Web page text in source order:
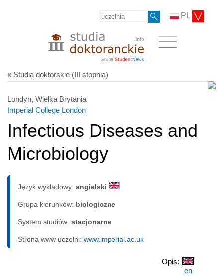
PL
« Studia doktorskie (III stopnia)
Londyn, Wielka Brytania
Imperial College London
Infectious Diseases and
Microbiology
Język wykładowy: angielski
Grupa kierunków: biologiczne
System studiów: sta­cjo­nar­ne
Strona www uczelni: www.imperial.ac.uk
Opis:
en